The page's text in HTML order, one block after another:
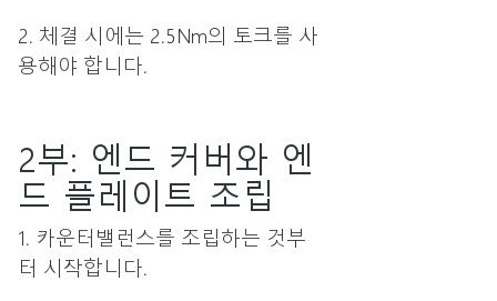
2. 체결 시에는 2.5Nm의 토크를 사
용해야 합니다.
2부: 엔드 커버와 엔
드 플레이트 조립
1. 카운터밸런스를 조립하는 것부
터 시작합니다.